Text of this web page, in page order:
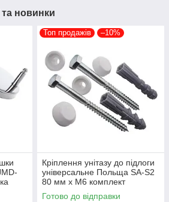
та новинки
Топ продажів –10%
Кріплення унітазу до підлоги
універсальне Польща SA-S2
80 мм х М6 комплект
Готово до відправки